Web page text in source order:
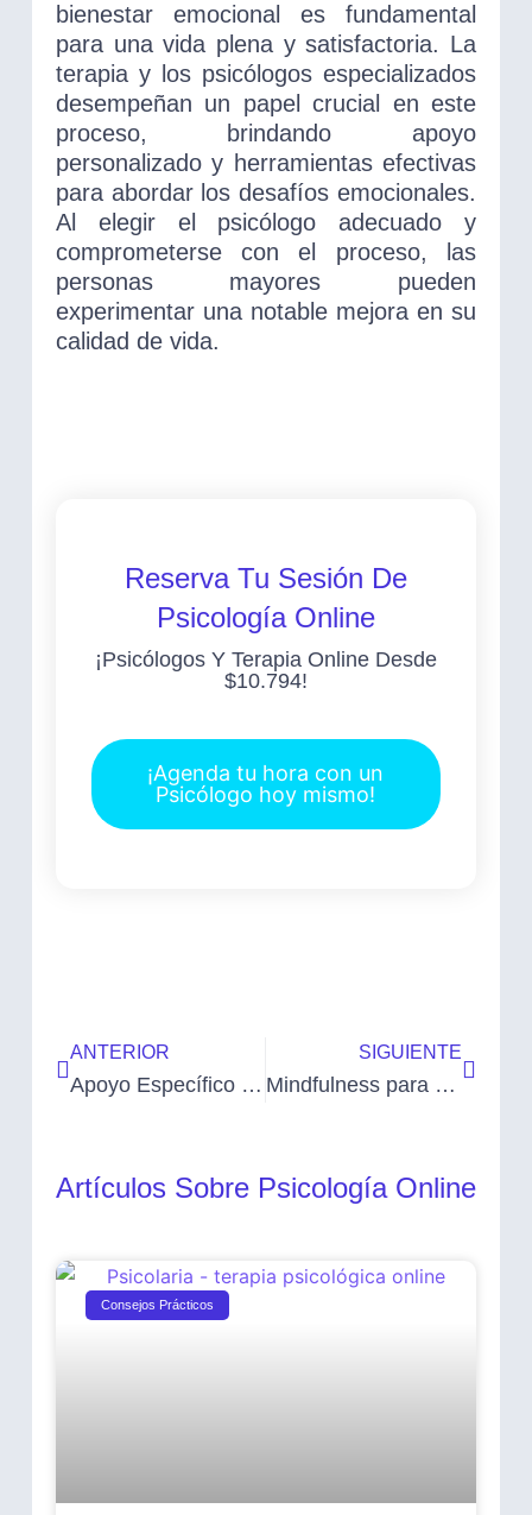
bienestar emocional es fundamental
para una vida plena y satisfactoria. La
terapia y los psicólogos especializados
desempeñan un papel crucial en este
proceso, brindando apoyo
personalizado y herramientas efectivas
para abordar los desafíos emocionales.
Al elegir el psicólogo adecuado y
comprometerse con el proceso, las
personas mayores pueden
experimentar una notable mejora en su
calidad de vida.
Reserva Tu Sesión De
Psicología Online
¡Psicólogos Y Terapia Online Desde
$10.794!
¡Agenda tu hora con un
Psicólogo hoy mismo!
ANTERIOR
Apoyo Específico para Adolescentes: Terapia y Psicólogos
SIGUIENTE
Mindfulness para una Mente Equilibrada: Beneficios y Especialistas
Artículos Sobre Psicología Online
Consejos Prácticos